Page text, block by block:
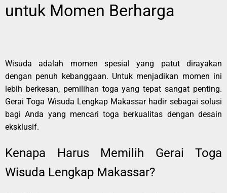
untuk Momen Berharga
Wisuda adalah momen spesial yang patut dirayakan
dengan penuh kebanggaan. Untuk menjadikan momen ini
lebih berkesan, pemilihan toga yang tepat sangat penting.
Gerai Toga Wisuda Lengkap Makassar hadir sebagai solusi
bagi Anda yang mencari toga berkualitas dengan desain
eksklusif.
Kenapa Harus Memilih Gerai Toga
Wisuda Lengkap Makassar?